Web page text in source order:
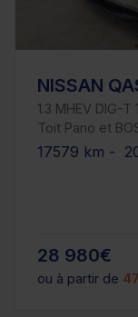
NISSAN
1.3 MHEV DIG-
Toit Pano et
17579 km -
28 980€
ou à partir de